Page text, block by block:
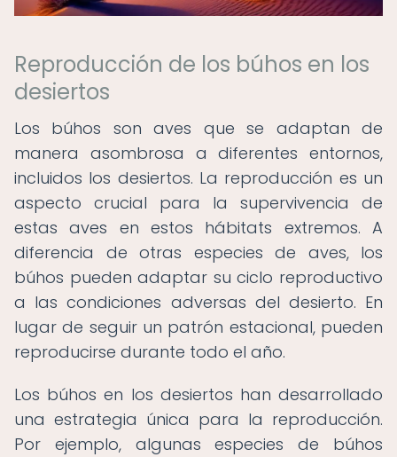
Reproducción de los búhos en los
desiertos
Los búhos son aves que se adaptan de
manera asombrosa a diferentes entornos,
incluidos los desiertos. La reproducción es un
aspecto crucial para la supervivencia de
estas aves en estos hábitats extremos. A
diferencia de otras especies de aves, los
búhos pueden adaptar su ciclo reproductivo
a las condiciones adversas del desierto. En
lugar de seguir un patrón estacional, pueden
reproducirse durante todo el año.
Los búhos en los desiertos han desarrollado
una estrategia única para la reproducción.
Por ejemplo, algunas especies de búhos